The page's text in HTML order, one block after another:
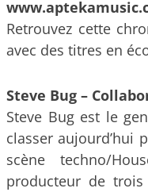
Retrouvez cette
avec des titres en
Steve Bug –
Steve Bug est le
classer aujourd’hui
scène techno/
producteur de